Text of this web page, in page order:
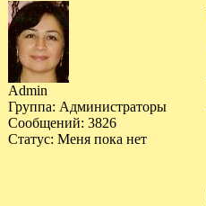
Admin
Группа: Администраторы
Сообщений: 3826
Статус: Меня пока нет